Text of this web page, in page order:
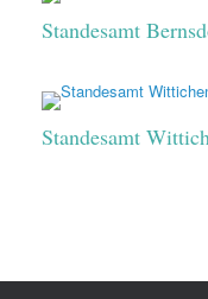
Standesamt
Standesamt